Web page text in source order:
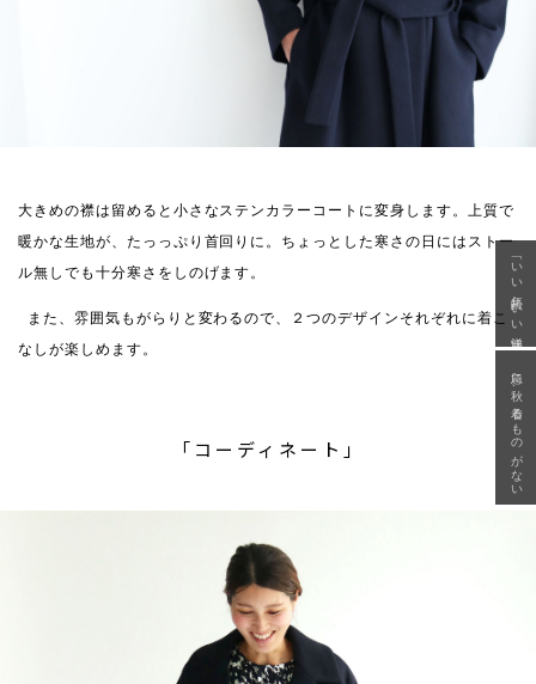
大きめの襟は留めると小さなステンカラーコートに変身します。 上質で
暖かな生地が、たっっぷり首回りに。ちょっとした寒さの日にはストー
ル無しでも十分寒さをしのげます。
また、雰囲気もがらりと変わるので、２つのデザインそれぞれに着こ
なしが楽しめます。
「コーディネート」
「いい年齢 いい洋服」
急に秋、着るものがない